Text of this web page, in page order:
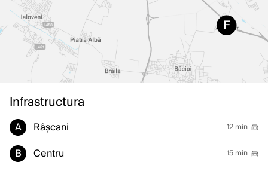
Infrastructura
A Râșcani 12 min
B Centru 15 min